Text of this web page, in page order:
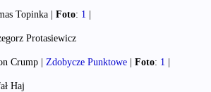
Topinka | Foto: 1 |
Protasiewicz
Crump | Zdobycze Punktowe | Foto: 1 |
Haj